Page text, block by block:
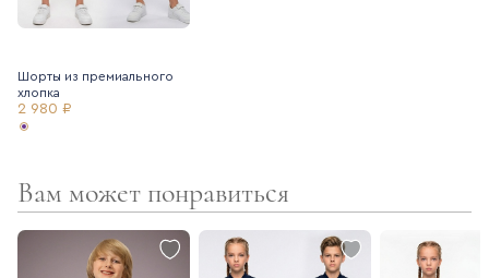
Шорты из премиального
хлопка
2 980 ₽
Вам может понравиться